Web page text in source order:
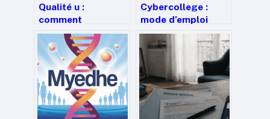
Qualité u :
comment
l’enseigne
construit
confiance, prix et
engagement
Cybercollege :
mode d’emploi
complet pour bien
l’utiliser au collège